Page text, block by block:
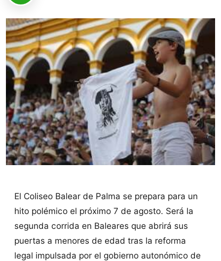
El Coliseo Balear de Palma se prepara para un
hito polémico el próximo 7 de agosto. Será la
segunda corrida en Baleares que abrirá sus
puertas a menores de edad tras la reforma
legal impulsada por el gobierno autonómico de